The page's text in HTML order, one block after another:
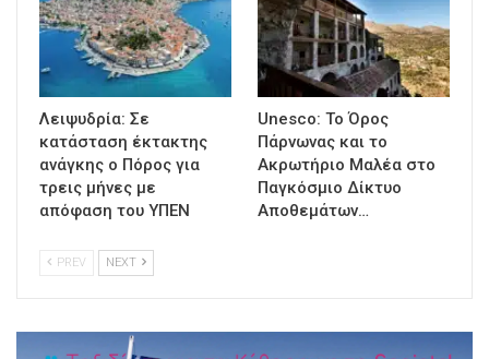
Λειψυδρία: Σε
κατάσταση έκτακτης
ανάγκης ο Πόρος για
τρεις μήνες με
απόφαση του ΥΠΕΝ
Unesco: Το Όρος
Πάρνωνας και το
Ακρωτήριο Μαλέα στο
Παγκόσμιο Δίκτυο
Αποθεμάτων…
PREV NEXT